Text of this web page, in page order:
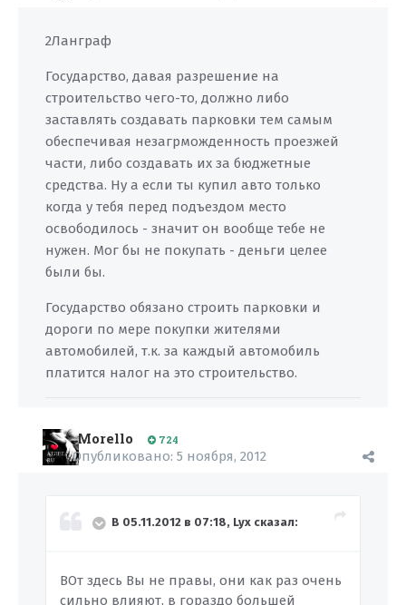
2Ланграф
Государство, давая разрешение на
строительство чего-то, должно либо
заставлять создавать парковки тем самым
обеспечивая незагрможденность проезжей
части, либо создавать их за бюджетные
средства. Ну а если ты купил авто только
когда у тебя перед подъездом место
освободилось - значит он вообще тебе не
нужен. Мог бы не покупать - деньги целее
были бы.
Государство обязано строить парковки и
дороги по мере покупки жителями
автомобилей, т.к. за каждый автомобиль
платится налог на это строительство.
Morello 724
Опубликовано: 5 ноября, 2012
В 05.11.2012 в 07:18, Lyx сказал:
ВОт здесь Вы не правы, они как раз очень
сильно влияют, в гораздо большей